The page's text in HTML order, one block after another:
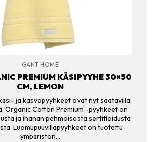
GANT HOME
PREMIUM KÄSIPYYHE 30×50
CM, LEMON
ja kasvopyyhkeet ovat nyt saatavilla
Organic Cotton Premium -pyyhkeet on
ja ihanan pehmoisesta sertifioidusta
Luomupuuvillapyyhkeet on tuotettu
ympäristön…